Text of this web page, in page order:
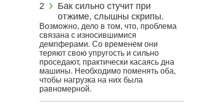
Бак сильно стучит при
отжиме, слышны скрипы.
Возможно, дело в том, что, проблема
связана с износившимися
демпферами. Со временем они
теряют свою упругость и сильно
проседают, практически касаясь дна
машины. Необходимо поменять оба,
чтобы нагрузка на них была
равномерной.